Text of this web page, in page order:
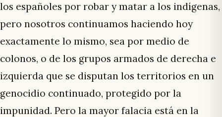
los españoles por robar y matar a los indígenas,
pero nosotros continuamos haciendo hoy
exactamente lo mismo, sea por medio de
colonos, o de los grupos armados de derecha e
izquierda que se disputan los territorios en un
genocidio continuado, protegido por la
impunidad. Pero la mayor falacia está en la